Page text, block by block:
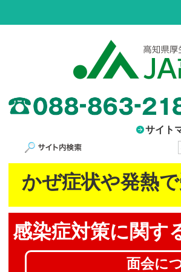
サイト
サイト内検索
かぜ症状や発熱
感染症対策に関す
面会に